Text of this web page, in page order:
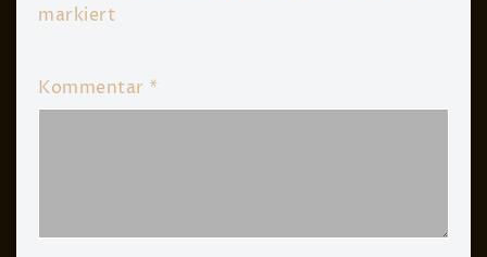
markiert
Kommentar *